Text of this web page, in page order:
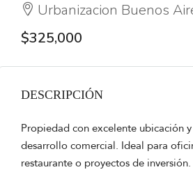
Urbanizacion Buenos Aires,
$325,000
DESCRIPCIÓN
Propiedad con excelente ubicación
desarrollo comercial. Ideal para
restaurante o proyectos de inversión.